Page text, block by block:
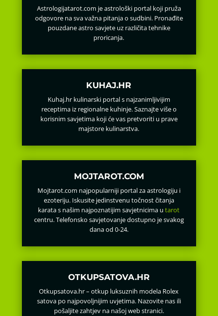
Astrologijatarot.com je astrološki portal koji pruža
odgovore na sva važna pitanja o sudbini. Pronađite
pouzdane astro savjete uz različita tehnike
proricanja.
KUHAJ.HR
Kuhaj.hr kulinarski portal s najzanimljivijim
receptima iz regionalne kuhinje. Saznajte više o
korisnim savjetima koji će vas pretvoriti u prave
majstore kulinarstva.
MOJTAROT.COM
Mojtarot.com najpopularniji portal za astrologiju i
ezoteriju. Iskusite jedinstvenu točnost čitanja
karata s našim najpoznatijim savjetnicima utarot
centru. Telefonsko savjetovanje dostupno je svakog
dana od 0-24.
OTKUPSATOVA.HR
Otkupsatova.hr – otkup luksuznih modela Rolex
satova po najpovoljnijim uvjetima. Nazovite nas ili
pošaljite zahtjev na našoj web stranici.